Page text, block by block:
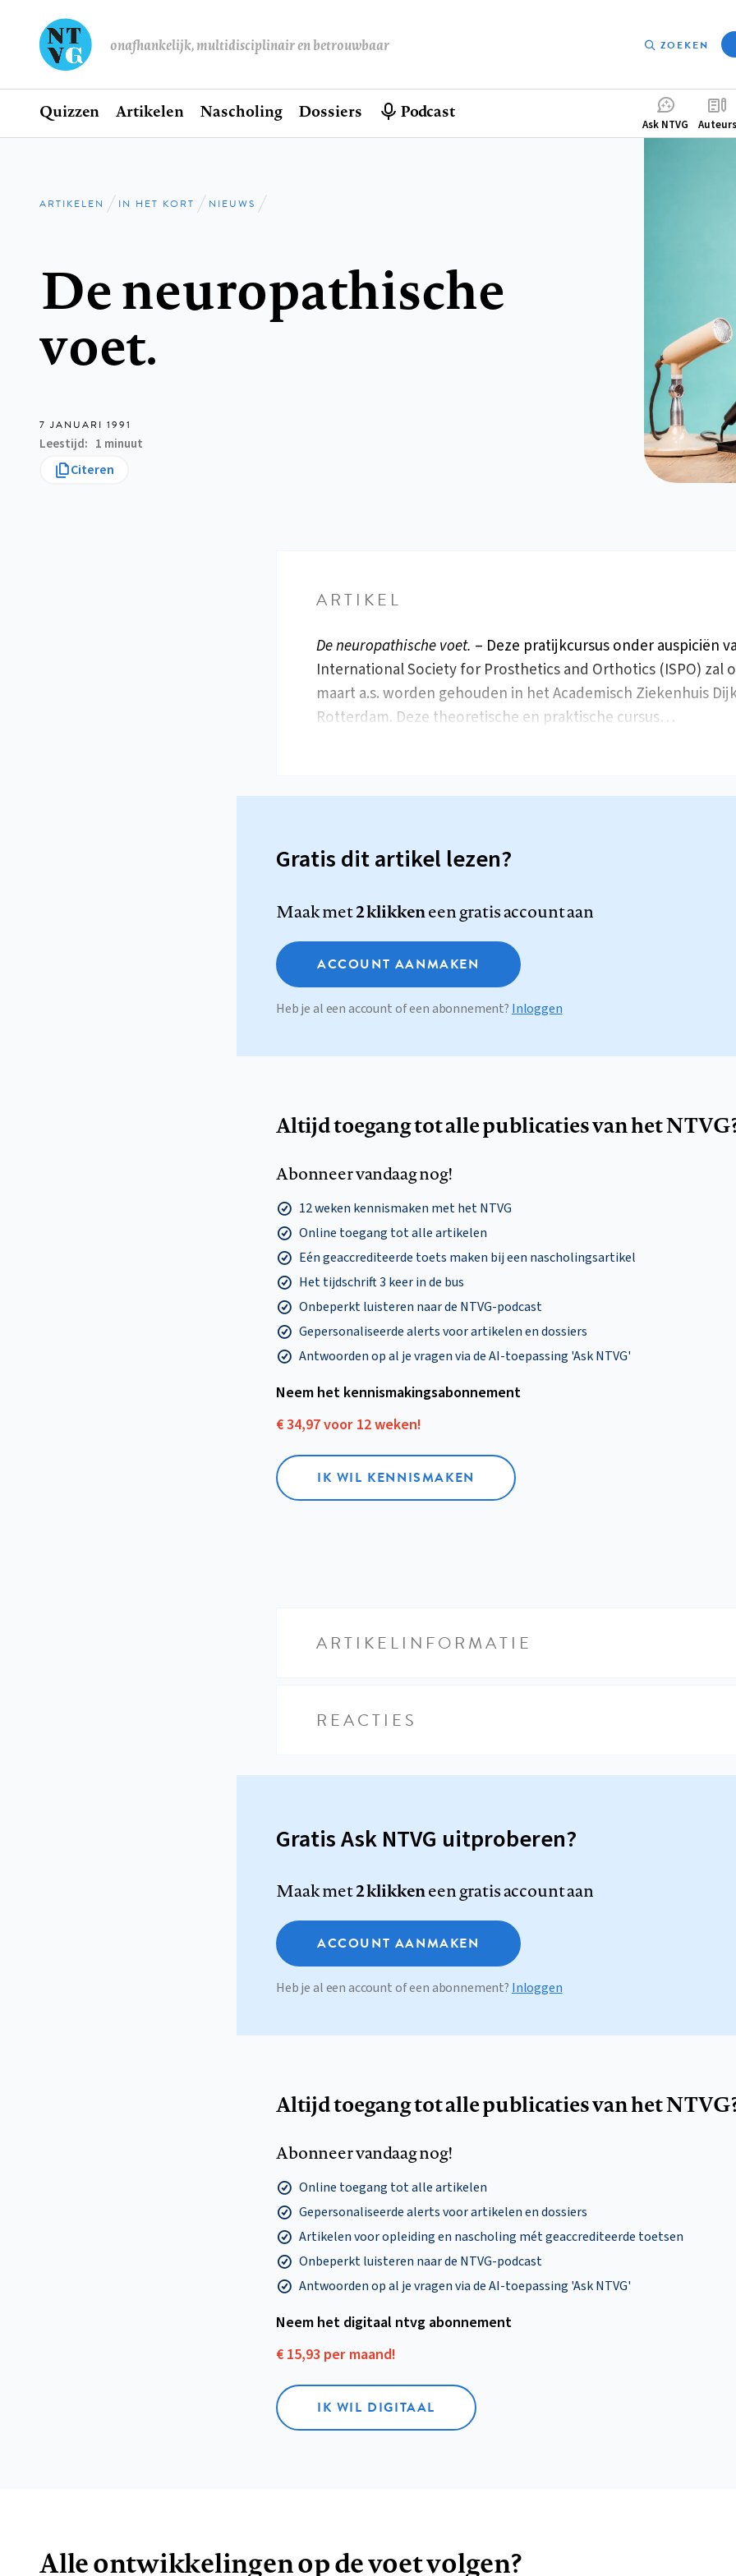
onafhankelijk, multidisciplinair en betrouwbaar ZOEKEN
Hoofdnavigatie
Home
Quizzen Artikelen Nascholing Dossiers Podcast
Ask NTVG Auteurs
Kruimelpad
ARTIKELEN IN HET KORT NIEUWS
De neuropathische
voet.
7 JANUARI 1991
Leestijd 1 minuut
Citeren
ARTIKEL
De neuropathische voet. – Deze pratijkcursus onder auspiciën
International Society for Prosthetics and Orthotics (ISPO) zal
maart a.s. worden gehouden in het Academisch Ziekenhuis
Rotterdam. Deze theoretische en praktische cursus…
Gratis dit artikel lezen?
Maak met2 klikkeneen gratis account aan
ACCOUNT AANMAKEN
Heb je al een account of een abonnement? Inloggen
Altijd toegang tot alle publicaties van het
Abonneer vandaag nog!
12 weken kennismaken met het NTVG
Online toegang tot alle artikelen
Eén geaccrediteerde toets maken bij een nascholingsartikel
Het tijdschrift 3 keer in de bus
Onbeperkt luisteren naar de NTVG-podcast
Gepersonaliseerde alerts voor artikelen en dossiers
Antwoorden op al je vragen via de AI-toepassing 'Ask NTVG'
Neem het kennismakings­abonnement
€ 34,97 voor 12 weken!
IK WIL KENNISMAKEN
ARTIKELINFORMATIE
REACTIES
Gratis Ask NTVG uitproberen?
Maak met2 klikkeneen gratis account aan
ACCOUNT AANMAKEN
Heb je al een account of een abonnement? Inloggen
Altijd toegang tot alle publicaties van het
Abonneer vandaag nog!
Online toegang tot alle artikelen
Gepersonaliseerde alerts voor artikelen en dossiers
Artikelen voor opleiding en nascholing mét geaccrediteerde toetsen
Onbeperkt luisteren naar de NTVG-podcast
Antwoorden op al je vragen via de AI-toepassing 'Ask NTVG'
Neem het digitaal ntvg abonnement
€ 15,93 per maand!
IK WIL DIGITAAL
Alle ontwikkelingen op de voet volgen?